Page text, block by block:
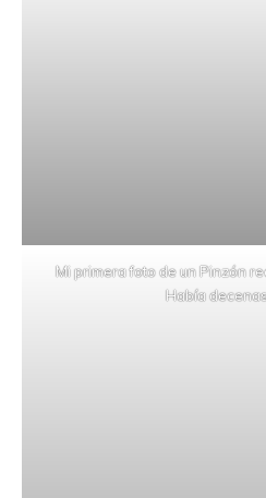
Mi primera foto de un Pinzón
Había